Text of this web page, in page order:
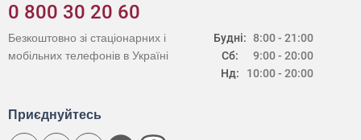
0 800 30 20 60
Будні:
Сб:
Нд:
8:00 - 21:00
9:00 - 20:00
10:00 - 20:00
Безкоштовно зі стаціонарних і
мобільних телефонів в Україні
Приєднуйтесь